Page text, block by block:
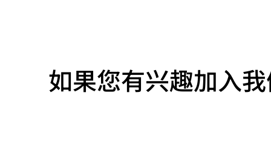
如果您有兴趣加入